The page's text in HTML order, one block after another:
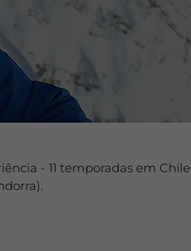
- 11 temporadas em Chile